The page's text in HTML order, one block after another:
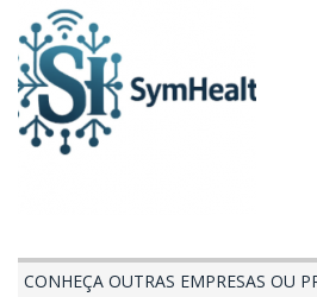
CONHEÇA OUTRAS EMPRESAS OU